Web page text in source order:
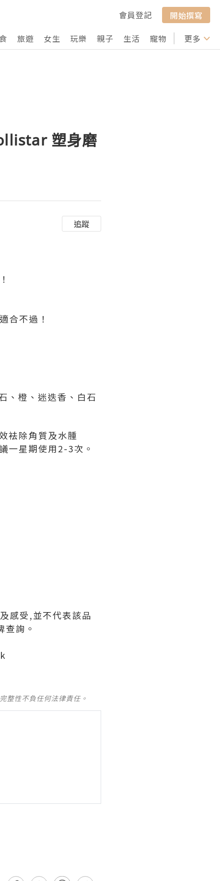
會員登記
開始撰寫
旅遊 女生 玩樂 親子 生活 寵物 行山 打卡
更多
塑身磨
追蹤
合不過！
、橙、迷迭香、白石
袪除角質及水腫
一星期使用2-3次。
感受,並不代表該品
詢。
整性不負任何法律責任。